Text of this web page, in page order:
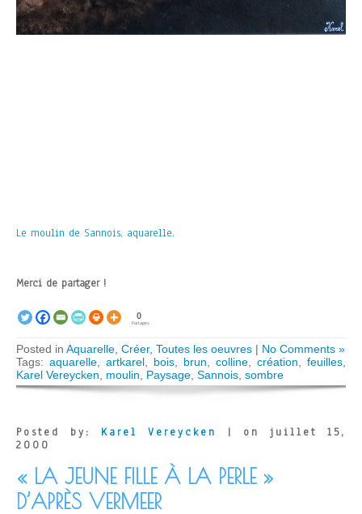
Le moulin de Sannois, aquarelle.
Merci de partager !
0
Partages
Posted in Aquarelle Créer, Toutes les oeuvres | No Comments »
Tags: aquarelle artkarel bois brun colline création feuilles
Karel Vereycken
moulin Paysage Sannois sombre
Posted by: Karel Vereycken
| on juillet 15,
2000
« LA JEUNE FILLE À LA PERLE »
D’APRÈS VERMEER